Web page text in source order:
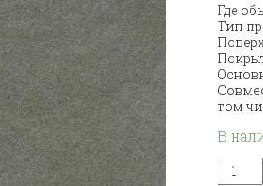
Где
Тип
том
В
товара